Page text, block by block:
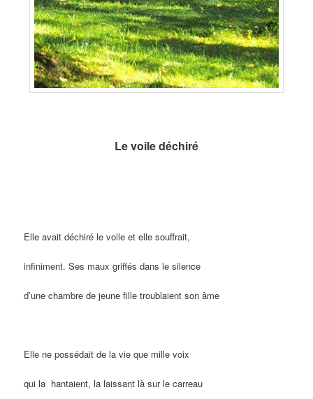
Le voile déchiré
Elle avait déchiré le voile et elle souffrait,
infiniment. Ses maux griffés dans le silence
d’une chambre de jeune fille troublaient son âme
Elle ne possédait de la vie que mille voix
qui la hantaient, la laissant là sur le carreau